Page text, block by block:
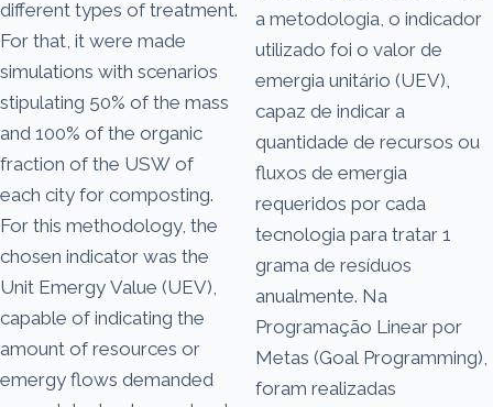
different types of treatment.
For that, it were made
simulations with scenarios
stipulating 50% of the mass
and 100% of the organic
fraction of the USW of
each city for composting.
For this methodology, the
chosen indicator was the
Unit Emergy Value (UEV),
capable of indicating the
amount of resources or
emergy flows demanded
a metodologia, o indicador
utilizado foi o valor de
emergia unitário (UEV),
capaz de indicar a
quantidade de recursos ou
fluxos de emergia
requeridos por cada
tecnologia para tratar 1
grama de resíduos
anualmente. Na
Programação Linear por
Metas (Goal Programming),
foram realizadas